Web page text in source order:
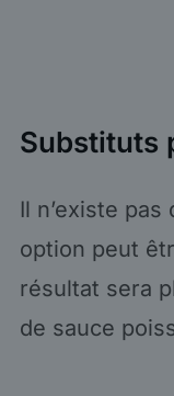
Substituts
Il n’existe
option peut
résultat sera
de sauce